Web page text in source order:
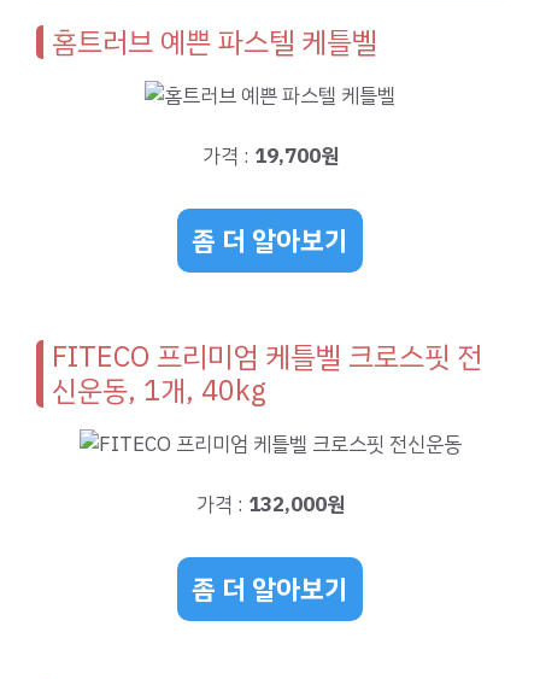
홈트러브 예쁜 파스텔 케틀벨
가격 : 19,700원
좀 더 알아보기
FITECO 프리미엄 케틀벨 크로스핏 전
신운동, 1개, 40kg
가격 : 132,000원
좀 더 알아보기